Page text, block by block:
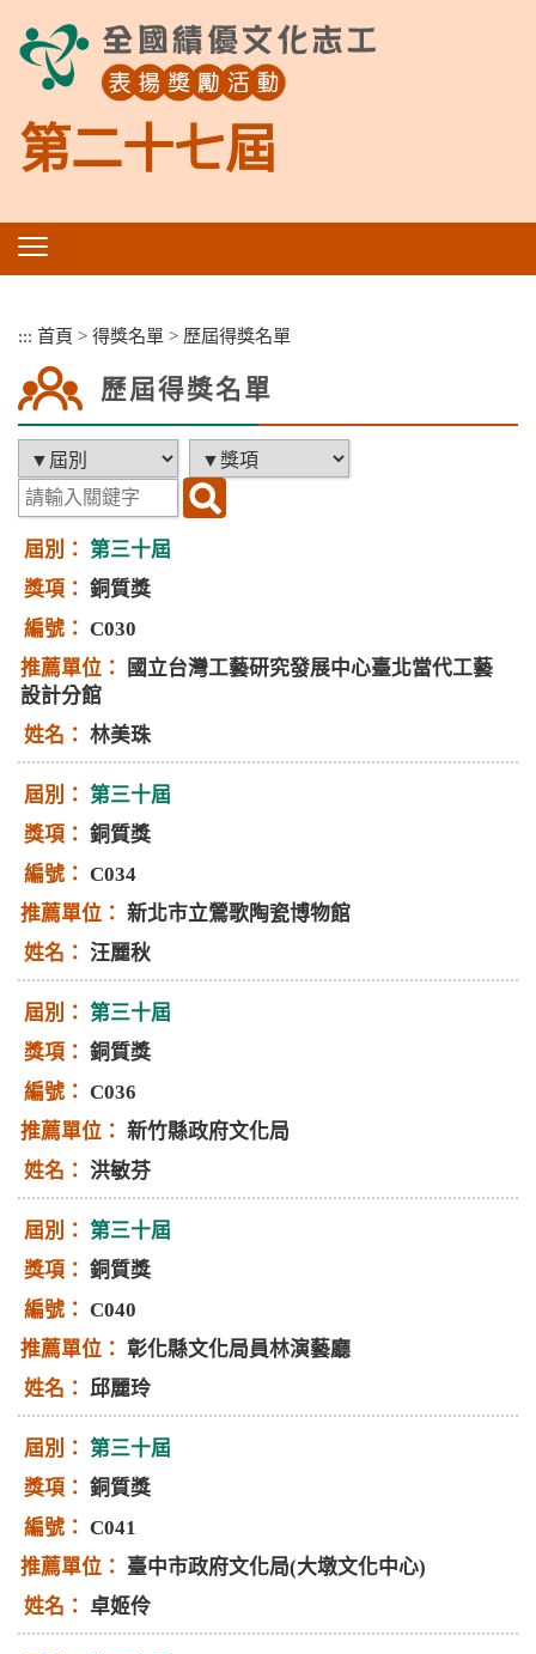
第二十七屆
::: 首頁 > 得獎名單 > 歷屆得獎名單
歷屆得獎名單
第三十屆
銅質獎
C030
國立台灣工藝研究發展中心臺北當代工藝
設計分館
林美珠
第三十屆
銅質獎
C034
新北市立鶯歌陶瓷博物館
汪麗秋
第三十屆
銅質獎
C036
新竹縣政府文化局
洪敏芬
第三十屆
銅質獎
C040
彰化縣文化局員林演藝廳
邱麗玲
第三十屆
銅質獎
C041
臺中市政府文化局(大墩文化中心)
卓姬伶